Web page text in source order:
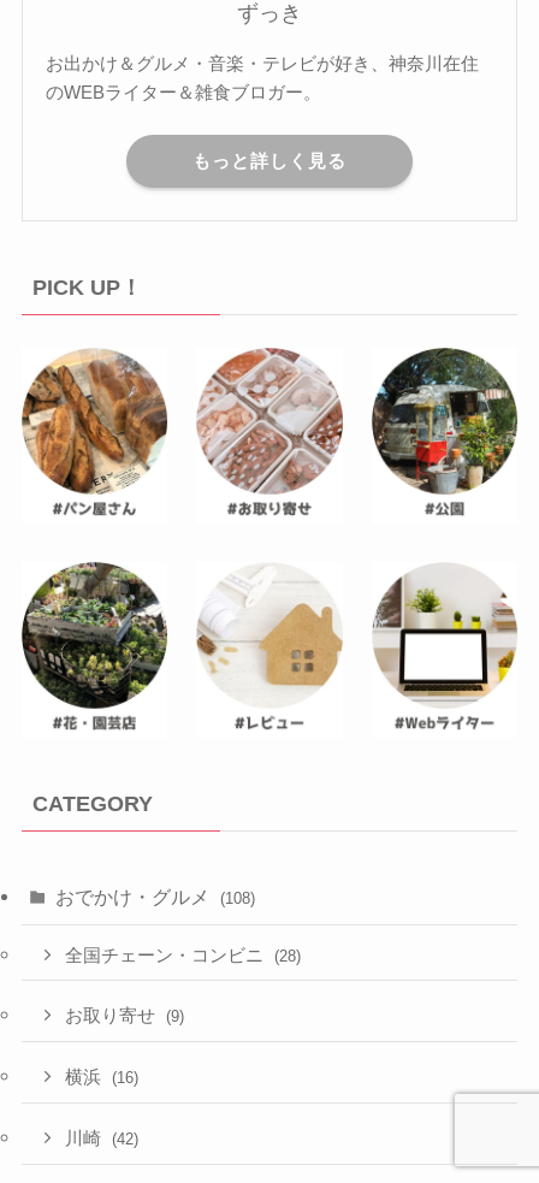
ずっき
お出かけ＆グルメ・音楽・テレビが好き、神奈川在住
のWEBライター＆雑食ブロガー。
もっと詳しく見る
PICK UP！
CATEGORY
おでかけ・グルメ (108)
全国チェーン・コンビニ (28)
お取り寄せ (9)
横浜 (16)
川崎 (42)